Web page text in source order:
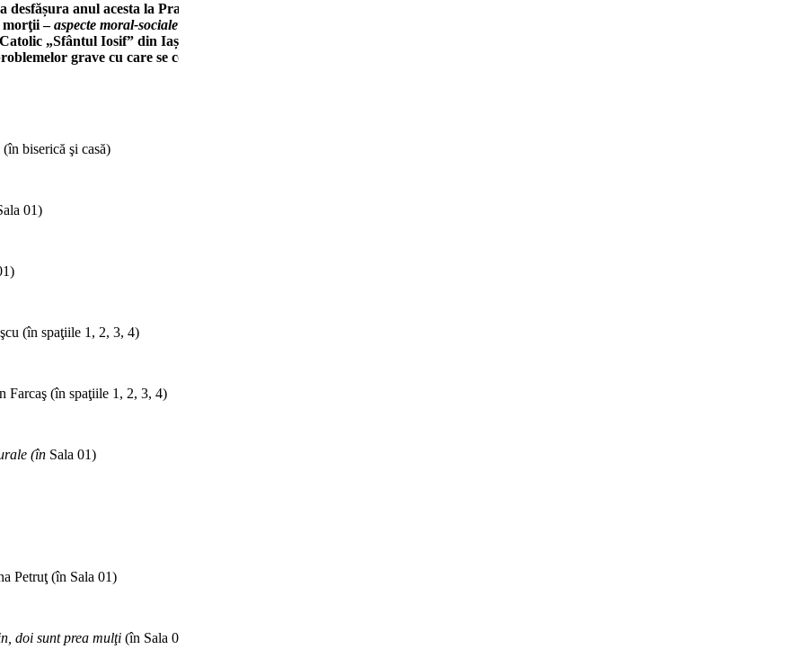
anul acesta la Pralea (BC), în perioada 22-25 septembrie, și va avea ca temă: „Viaţa umană între
morţii –aspecte moral-sociale“. Organizată de Oficiul Diecezan pentru Pastorația Universitară, în colaborare cu Facultatea de
„Sfântul Iosif” din Iași, Săptămâna Socială pentru Studenți (SSS) își propune să-i familiarizeze pe studenți cu învățătura
grave cu care se confruntă societatea actuală.
(în biserică şi casă)
01)
(în spaţiile 1, 2, 3, 4)
Farcaş (în spaţiile 1, 2, 3, 4)
(în Sala 01)
Petruţ (în Sala 01)
doi sunt prea mulţi (în Sala 01)